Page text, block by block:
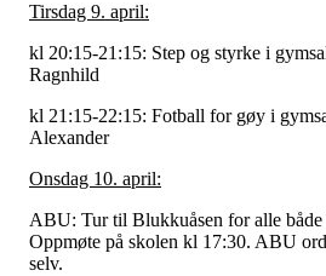
Tirsdag 9. april:
kl 20:15-21:15: Step og styrke i
Ragnhild
kl 21:15-22:15: Fotball for gøy i
Alexander
Onsdag 10. april:
ABU: Tur til Blukkuåsen for alle både
Oppmøte på skolen kl 17:30. ABU
selv.